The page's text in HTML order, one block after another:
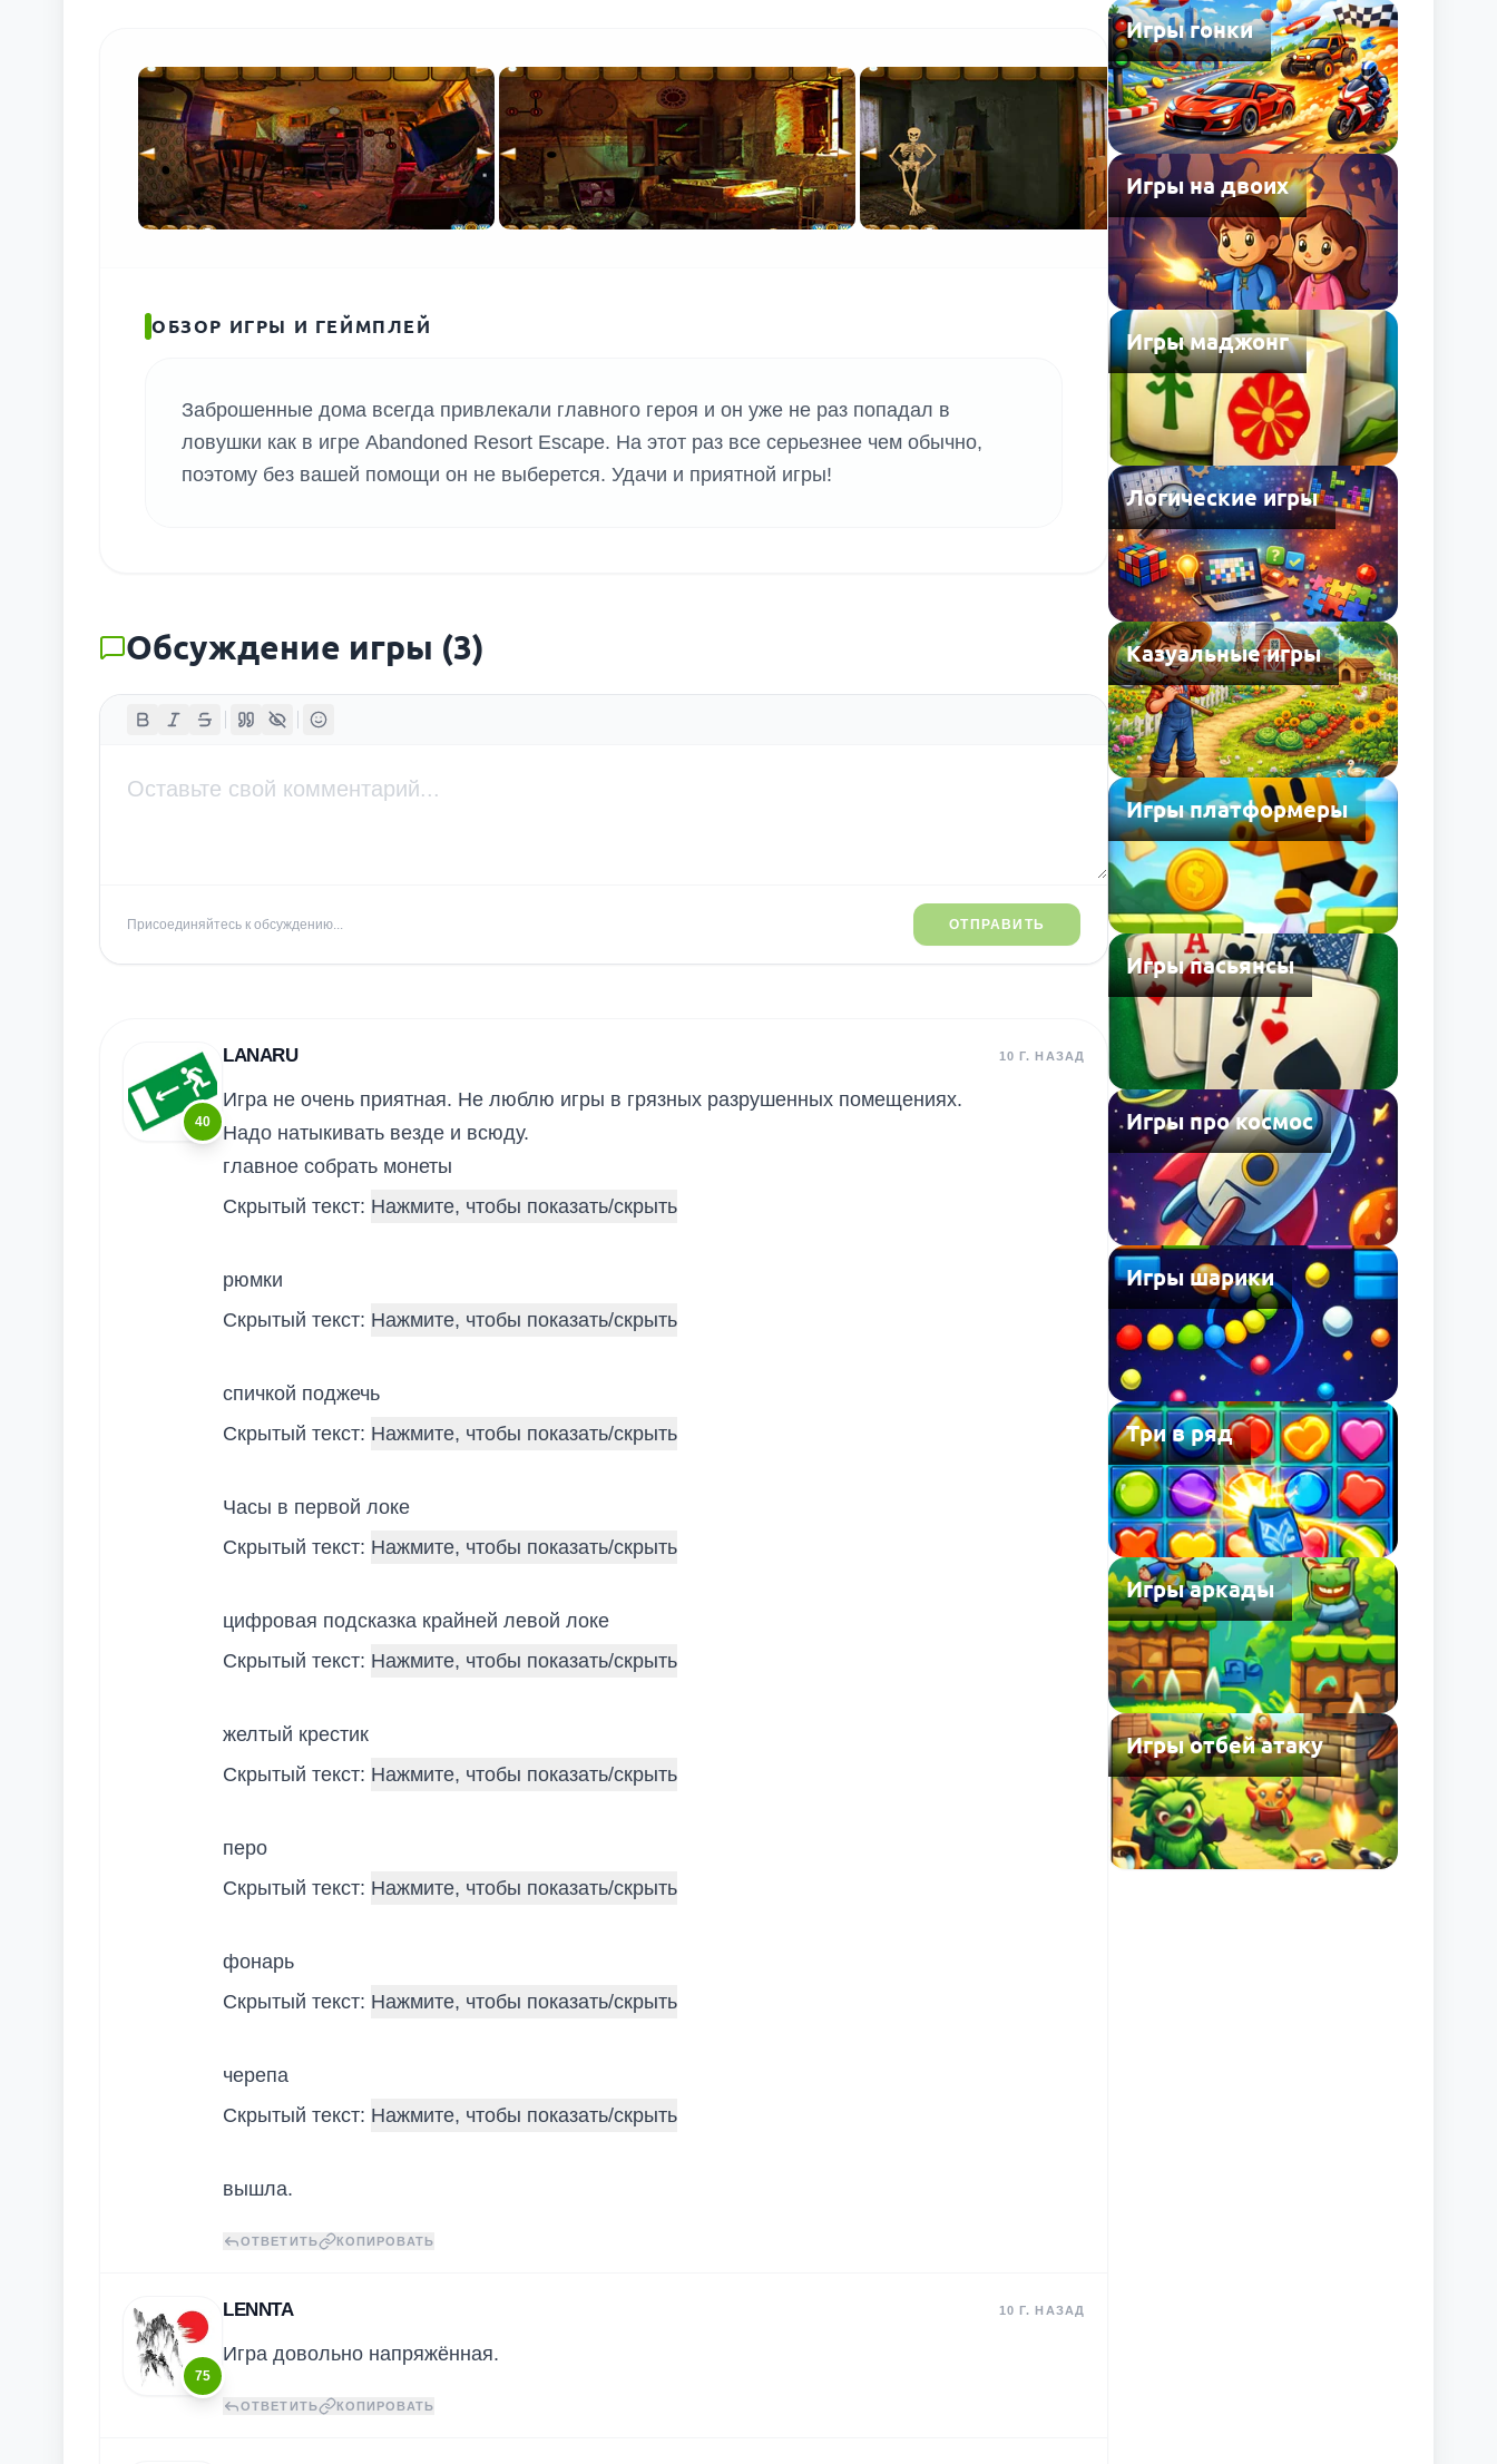
ПОИСК ИГР
ОБЗОР ИГРЫ И ГЕЙМПЛЕЙ
Заброшенные дома всегда привлекали главного героя и он уже не раз попадал в
ловушки как в игре Abandoned Resort Escape. На этот раз все серьезнее чем обычно,
поэтому без вашей помощи он не выберется. Удачи и приятной игры!
Обсуждение игры (3)
Присоединяйтесь к обсуждению... ОТПРАВИТЬ
40
LANARU 10 Г. НАЗАД
Игра не очень приятная. Не люблю игры в грязных разрушенных помещениях.
Надо натыкивать везде и всюду.
главное собрать монеты
Скрытый текст:
рюмки
Скрытый текст:
спичкой поджечь
Скрытый текст:
Часы в первой локе
Скрытый текст:
цифровая подсказка крайней левой локе
Скрытый текст:
желтый крестик
Скрытый текст:
перо
Скрытый текст:
фонарь
Скрытый текст:
черепа
Скрытый текст:
вышла.
ОТВЕТИТЬ КОПИРОВАТЬ
75
LENNTA 10 Г. НАЗАД
Игра довольно напряжённая.
ОТВЕТИТЬ КОПИРОВАТЬ
Игры гонки
Игры на двоих
Игры маджонг
Логические игры
Казуальные игры
Игры платформеры
Игры пасьянсы
Игры про космос
Игры шарики
Три в ряд
Игры аркады
Игры отбей атаку